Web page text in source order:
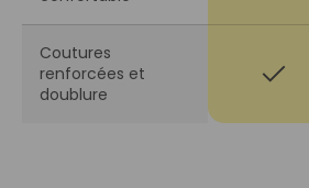
Coutures
renforcées et
doublure
check